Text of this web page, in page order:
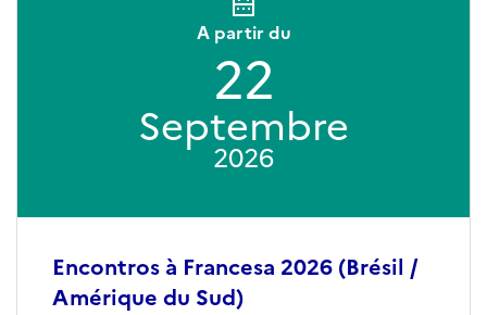
Encontros à Francesa 2026 (Brésil /
Amérique du Sud)
A partir du
22
Septembre
2026